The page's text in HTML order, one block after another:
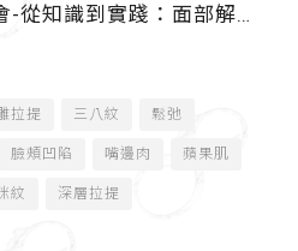
從知識到實踐：面部解剖
香港）-主講師
拉提 三八紋 鬆弛
臉頰凹陷 嘴邊肉 蘋果肌
紋 深層拉提